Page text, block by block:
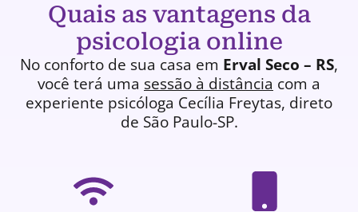
Quais as vantagens da
psicologia online
No conforto de sua casa em Erval Seco – RS,
você terá uma sessão à distância com a
experiente psicóloga Cecília Freytas, direto
de São Paulo-SP.